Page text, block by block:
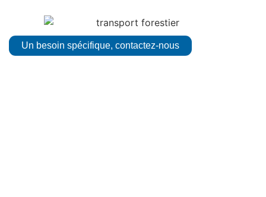
Un besoin spécifique, contactez-nous